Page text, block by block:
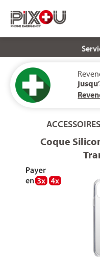
ACCESSOIRES
Coque